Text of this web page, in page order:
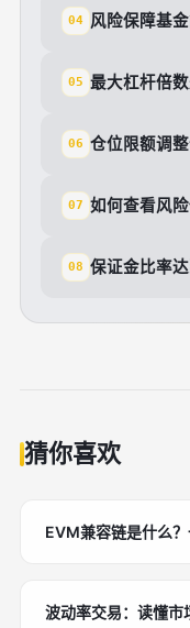
04 风险保障基
05 最大杠杆倍数
06 仓位限额调整
07 如何查看风
08 保证金比率
猜你喜欢
EVM兼容链是什么
波动率交易：读懂市